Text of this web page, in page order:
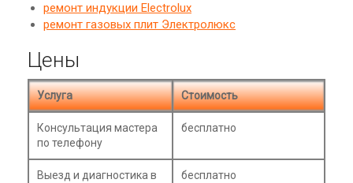
ремонт индукции Electrolux
ремонт газовых плит Электролюкс
Цены
Услуга Стоимость
Консультация мастера
по телефону
бесплатно
Выезд и диагностика в
бесплатно